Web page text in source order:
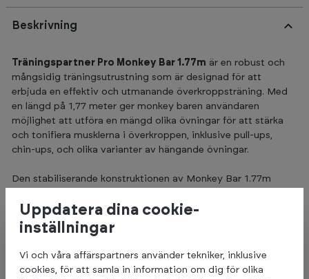
Beskrivning
Träningspartner Pro Monkey Bar 1.77m är en robust och
mångsidig träningsutrustning som är designad för att
erbjuda en effektiv och utmanande överkroppsträning. Med
en längd på 1,77 meter ger monkey baren användaren
möjlighet att utföra en mängd olika övningar för att stärka
och tonifiera musklerna i överkroppen, inklusive pull-ups,
chin-ups, och olika varianter av hängande övningar.
Den stabiliserande konstruktionen av Monkey Bar 1.77m
gör den till en pålitlig partner för både hemmagym och
kommersiella träningsanläggningar. Den robusta designen är
utformad för att klara av belastningen från olika
träningsrutiner och ger användaren en stabil plattform för att
utföra sina övningar.
Uppdatera dina cookie-
inställningar
Vi och våra affärspartners använder tekniker, inklusive
cookies, för att samla in information om dig för olika